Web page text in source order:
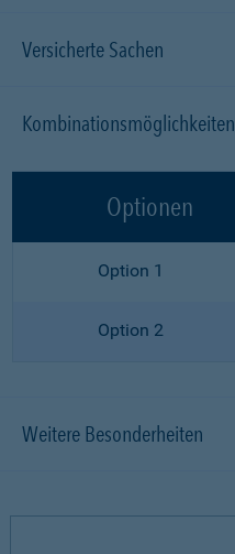
Versicherte Sachen
Kombinationsmöglichkeiten
Optionen
Option 1
Option 2
Weitere Besonderheiten